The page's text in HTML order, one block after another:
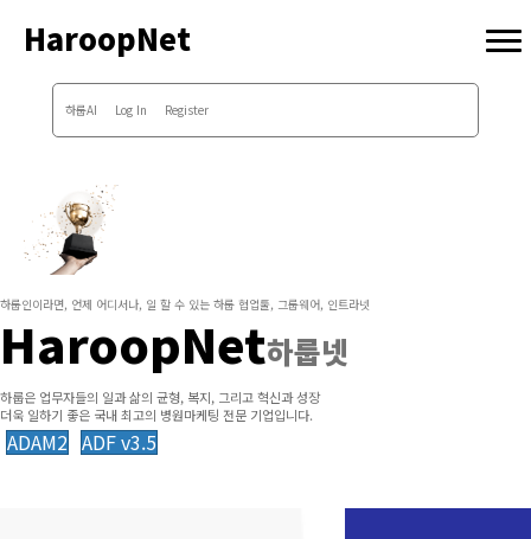
HaroopNet
하룹AI Log In Register
하룹인이라면, 언제 어디서나, 일 할 수 있는 하룹 협업툴, 그룹웨어, 인트라넷
HaroopNet하룹넷
하룹은 업무자들의 일과 삶의 균형, 복지, 그리고 혁신과 성장
더욱 일하기 좋은 국내 최고의 병원마케팅 전문 기업입니다.
ADAM2 ADF v3.5